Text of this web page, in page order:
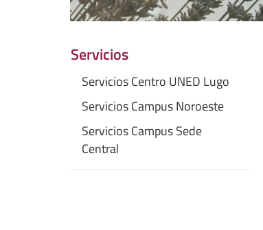
Servicios
Servicios Centro UNED Lugo
Servicios Campus Noroeste
Servicios Campus Sede
Central